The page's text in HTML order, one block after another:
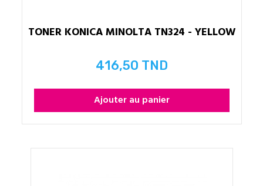
TONER KONICA MINOLTA TN324 - YELLOW
Prix
416,50 TND
Ajouter au panier